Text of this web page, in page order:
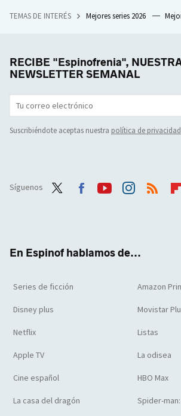
TEMAS DE INTERÉS Mejores series 2026
RECIBE "Espinofrenia",
NEWSLETTER SEMANAL
Suscribiéndote aceptas nuestra política de privacidad
Síguenos
En Espinof hablamos de...
Series de ficción Amazon
Disney plus Movistar
Netflix Listas
Apple TV La odisea
Cine español HBO Max
La casa del dragón Spider-